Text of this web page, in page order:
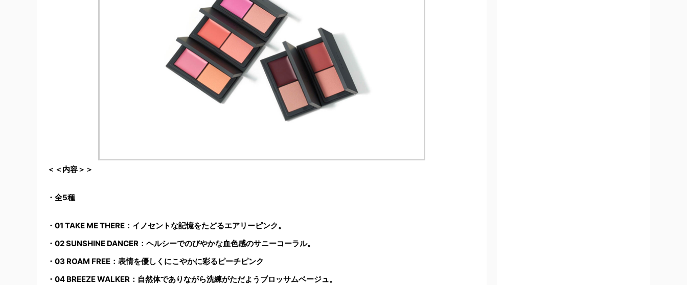
＜＜内容＞＞
・全5種
・ 01 TAKE ME THERE ：イノセントな記憶をたどるエアリーピンク。
・ 02 SUNSHINE DANCER ：ヘルシーでのびやかな血色感のサニーコーラル。
・ 03 ROAM FREE ：表情を優しくにこやかに彩るピーチピンク
・ 04 BREEZE WALKER ：自然体でありながら洗練がただようブロッサムベージュ。